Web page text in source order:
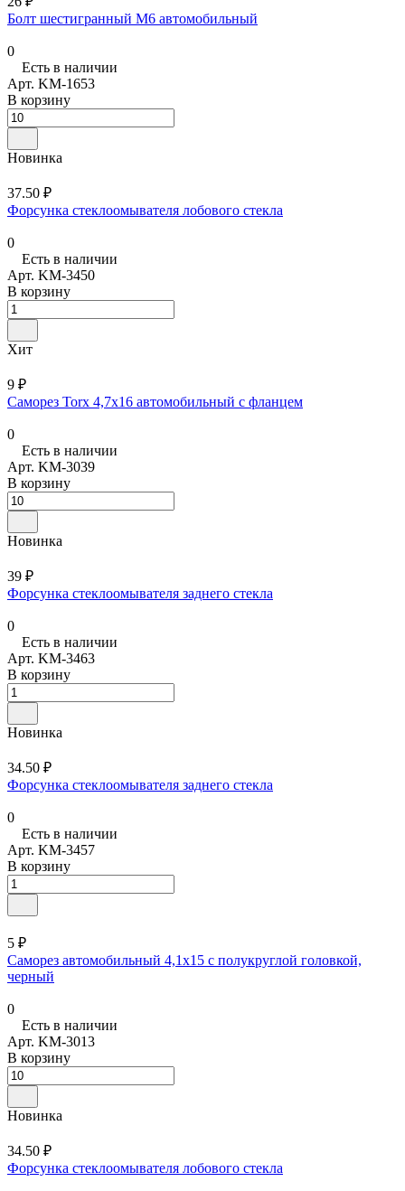
Болт шестигранный М6 автомобильный
0
Есть в наличии
Арт. KM-1653
В корзину
Новинка
37.50 ₽
Форсунка стеклоомывателя лобового стекла
0
Есть в наличии
Арт. KM-3450
В корзину
Хит
9 ₽
Саморез Torx 4,7х16 автомобильный с фланцем
0
Есть в наличии
Арт. KM-3039
В корзину
Новинка
39 ₽
Форсунка стеклоомывателя заднего стекла
0
Есть в наличии
Арт. KM-3463
В корзину
Новинка
34.50 ₽
Форсунка стеклоомывателя заднего стекла
0
Есть в наличии
Арт. KM-3457
В корзину
5 ₽
Саморез автомобильный 4,1x15 с полукруглой головкой,
черный
0
Есть в наличии
Арт. KM-3013
В корзину
Новинка
34.50 ₽
Форсунка стеклоомывателя лобового стекла